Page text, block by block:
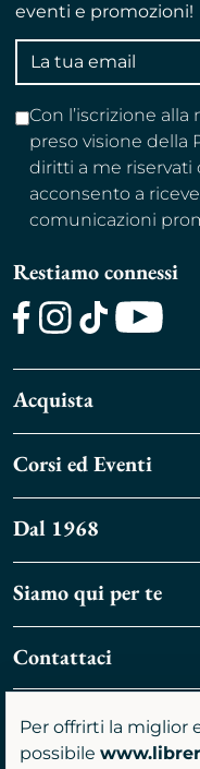
eventi e promozioni!
Indirizzo
email
Con l’iscrizione
preso visione della
diritti a me riservati
acconsento a
comunicazioni
Restiamo connessi
Acquista
Corsi ed Eventi
Dal 1968
Siamo qui per te
Contattaci
Vieni a trovarci
Per offrirti la miglior
possibile